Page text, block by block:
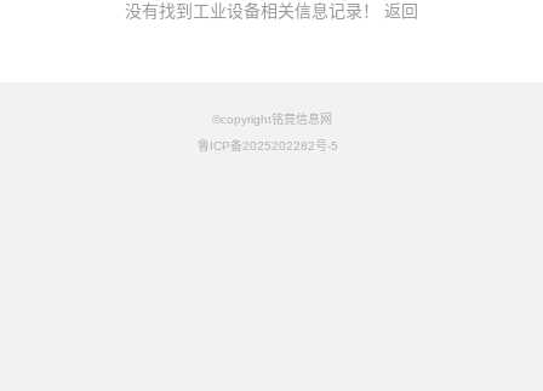
没有找到工业设备相关信息记录！ 返回
©copyright铭竟信息网
鲁ICP备2025202282号-5